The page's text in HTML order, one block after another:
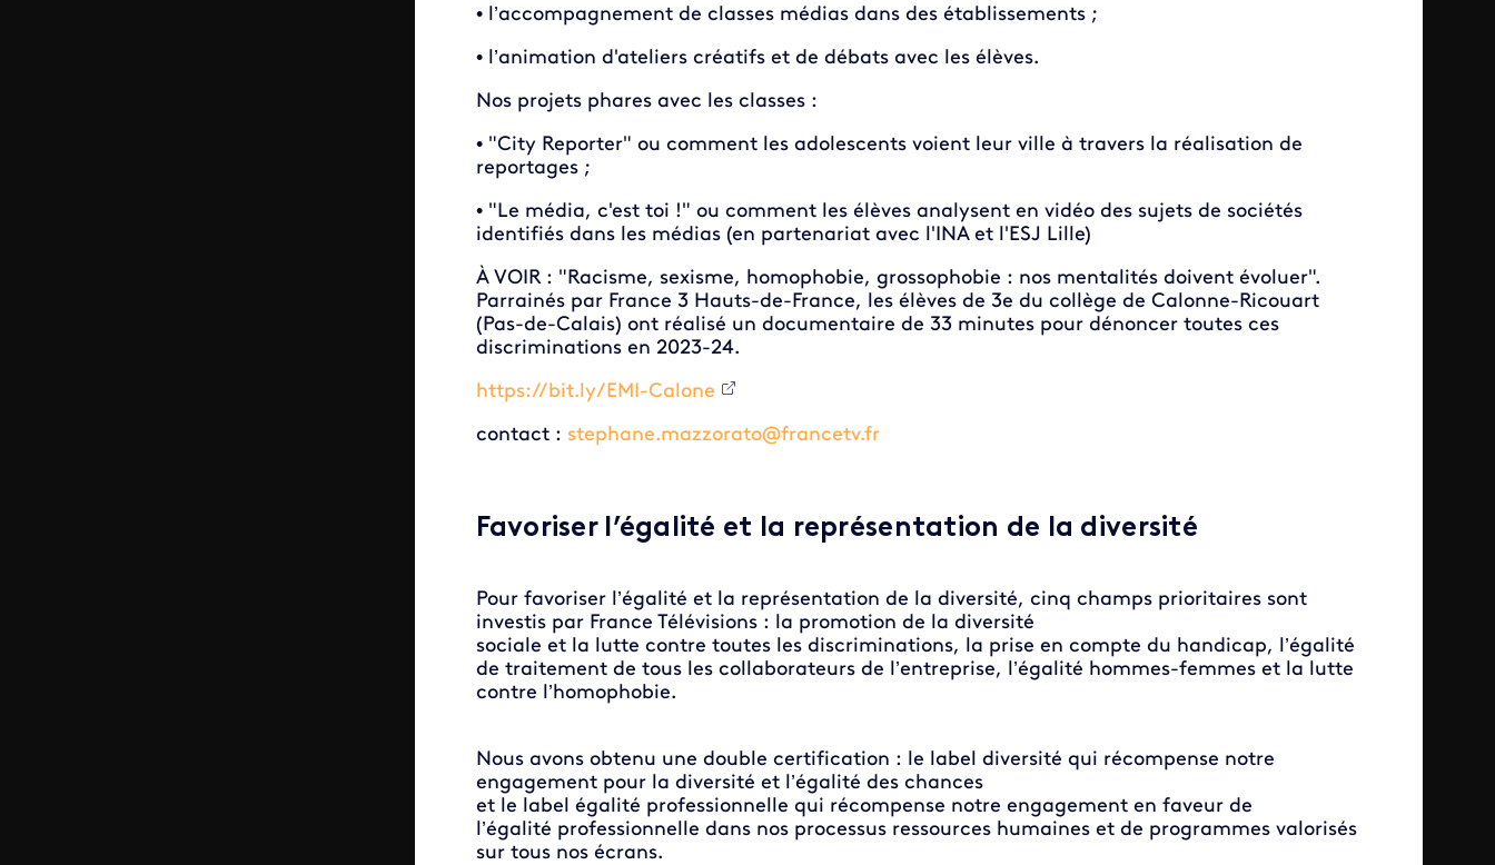
• l’accompagnement de classes médias dans des établissements ;
• l’animation d'ateliers créatifs et de débats avec les élèves.
Nos projets phares avec les classes :
• "City Reporter" ou comment les adolescents voient leur ville à travers la réalisation de
reportages ;
• "Le média, c'est toi !" ou comment les élèves analysent en vidéo des sujets de sociétés
identifiés dans les médias (en partenariat avec l'INA et l'ESJ Lille)
À VOIR : "Racisme, sexisme, homophobie, grossophobie : nos mentalités doivent évoluer".
Parrainés par France 3 Hauts-de-France, les élèves de 3e du collège de Calonne-Ricouart
(Pas-de-Calais) ont réalisé un documentaire de 33 minutes pour dénoncer toutes ces
discriminations en 2023-24.
https://bit.ly/EMI-Calone
contact : stephane.mazzorato@francetv.fr
Favoriser l’égalité et la représentation de la diversité
Pour favoriser l’égalité et la représentation de la diversité, cinq champs prioritaires sont
investis par France Télévisions : la promotion de la diversité
sociale et la lutte contre toutes les discriminations, la prise en compte du handicap, l’égalité
de traitement de tous les collaborateurs de l’entreprise, l’égalité hommes-femmes et la lutte
contre l’homophobie.
Nous avons obtenu une double certification : le label diversité qui récompense notre
engagement pour la diversité et l’égalité des chances
et le label égalité professionnelle qui récompense notre engagement en faveur de
l’égalité professionnelle dans nos processus ressources humaines et de programmes valorisés
sur tous nos écrans.